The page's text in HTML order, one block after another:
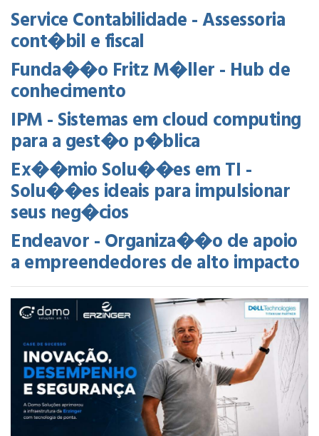
Service Contabilidade - Assessoria
cont�bil e fiscal
Funda��o Fritz M�ller - Hub de
conhecimento
IPM - Sistemas em cloud computing
para a gest�o p�blica
Ex��mio Solu��es em TI -
Solu��es ideais para impulsionar
seus neg�cios
Endeavor - Organiza��o de apoio
a empreendedores de alto impacto